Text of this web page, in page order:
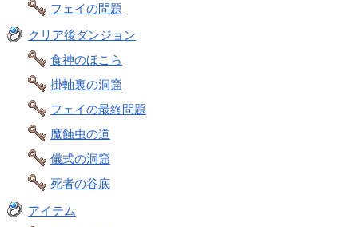
フェイの問題
クリア後ダンジョン
食神のほこら
掛軸裏の洞窟
フェイの最終問題
魔蝕虫の道
儀式の洞窟
死者の谷底
アイテム